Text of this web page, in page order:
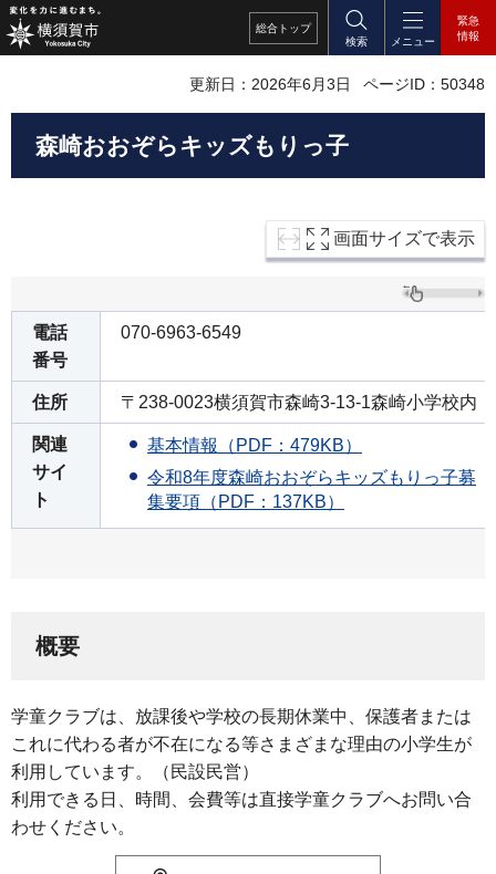
総合 トップ
検索
メニュー
緊急
情報
更新日：2026年6月3日 ページID：50348
森崎おおぞらキッズもりっ子
画面サイズで表示
電話
番号
070-6963-6549
住所 〒238-0023横須賀市森崎3-13-1森崎小学校内
関連
サイ
ト
基本情報（PDF：479KB）
令和8年度森崎おおぞらキッズもりっ子募
集要項（PDF：137KB）
概要
学童クラブは、放課後や学校の長期休業中、保護者または
これに代わる者が不在になる等さまざまな理由の小学生が
利用しています。（民設民営）
利用できる日、時間、会費等は直接学童クラブへお問い合
わせください。